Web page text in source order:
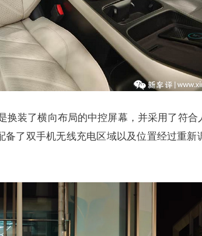
装了横向布局的中控屏幕，并采用了符
了双手机无线充电区域以及位置经过重